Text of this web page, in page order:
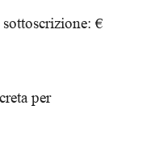
€
per